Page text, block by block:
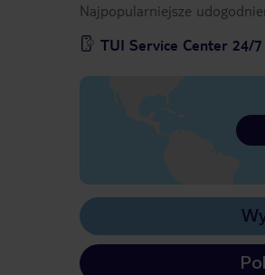
Najpopularniejsze
TUI Service Center 24/